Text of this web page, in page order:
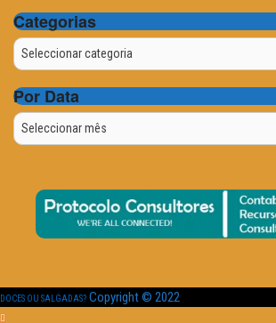
Categorias
Categorias
Por Data
Por
Data
DOCES OU SALGADAS? Copyright © 2022